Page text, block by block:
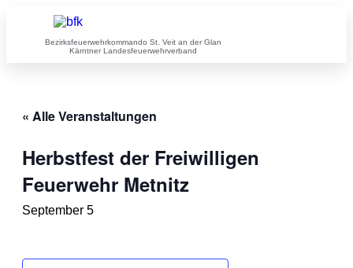
Bezirksfeuerwehrkommando St. Veit an der Glan
Kärntner Landesfeuerwehrverband
« Alle Veranstaltungen
Herbstfest der Freiwilligen
Feuerwehr Metnitz
September 5